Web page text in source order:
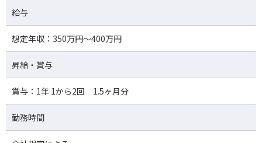
給与
想定年収：350万円～400万円
昇給・賞与
賞与：1年 1から2回 1.5ヶ月分
勤務時間